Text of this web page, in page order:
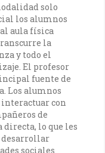
solo
los alumnos
aula física
la
y todo el
El profesor
fuente de
Los alumnos
interactuar con
de
directa, lo que les
desarrollar
sociales